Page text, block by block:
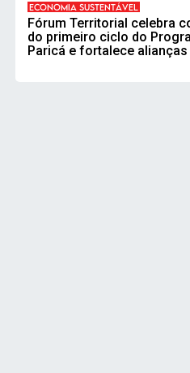
ECONOMIA SUSTENTÁVEL
Fórum Territorial celebra
do primeiro ciclo do
Paricá e fortalece alianças